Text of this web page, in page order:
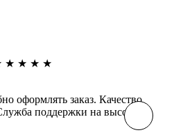
★ ★ ★ ★
оформлять заказ. Качество
поддержки на высоте.